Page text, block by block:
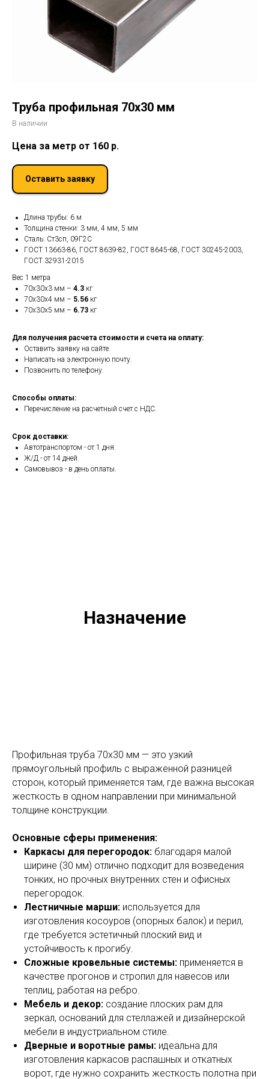
Труба профильная 70х30 мм
В наличии
Цена за метр от 160 р.
Оставить заявку
Длина трубы: 6 м
Толщина стенки: 3 мм, 4 мм, 5 мм
Сталь: Ст3сп, 09Г2С
ГОСТ 13663-86, ГОСТ 8639-82, ГОСТ 8645-68, ГОСТ 30245-2003,
ГОСТ 32931-2015
Вес 1 метра
70х30х3 мм – 4.3 кг
70х30х4 мм – 5.56 кг
70х30х5 мм – 6.73 кг
Для получения расчета стоимости и счета на оплату:
Оставить заявку на сайте.
Написать на электронную почту.
Позвонить по телефону.
Способы оплаты:
Перечисление на расчетный счет с НДС.
Срок доставки:
Автотранспортом - от 1 дня.
Ж/Д - от 14 дней.
Самовывоз - в день оплаты.
Назначение
Профильная труба 70х30 мм — это узкий
прямоугольный профиль с выраженной разницей
сторон, который применяется там, где важна высокая
жесткость в одном направлении при минимальной
толщине конструкции.
Основные сферы применения:
Каркасы для перегородок: благодаря малой
ширине (30 мм) отлично подходит для возведения
тонких, но прочных внутренних стен и офисных
перегородок.
Лестничные марши: используется для
изготовления косоуров (опорных балок) и перил,
где требуется эстетичный плоский вид и
устойчивость к прогибу.
Сложные кровельные системы: применяется в
качестве прогонов и стропил для навесов или
теплиц, работая на ребро.
Мебель и декор: создание плоских рам для
зеркал, оснований для стеллажей и дизайнерской
мебели в индустриальном стиле.
Дверные и воротные рамы: идеальна для
изготовления каркасов распашных и откатных
ворот, где нужно сохранить жесткость полотна при